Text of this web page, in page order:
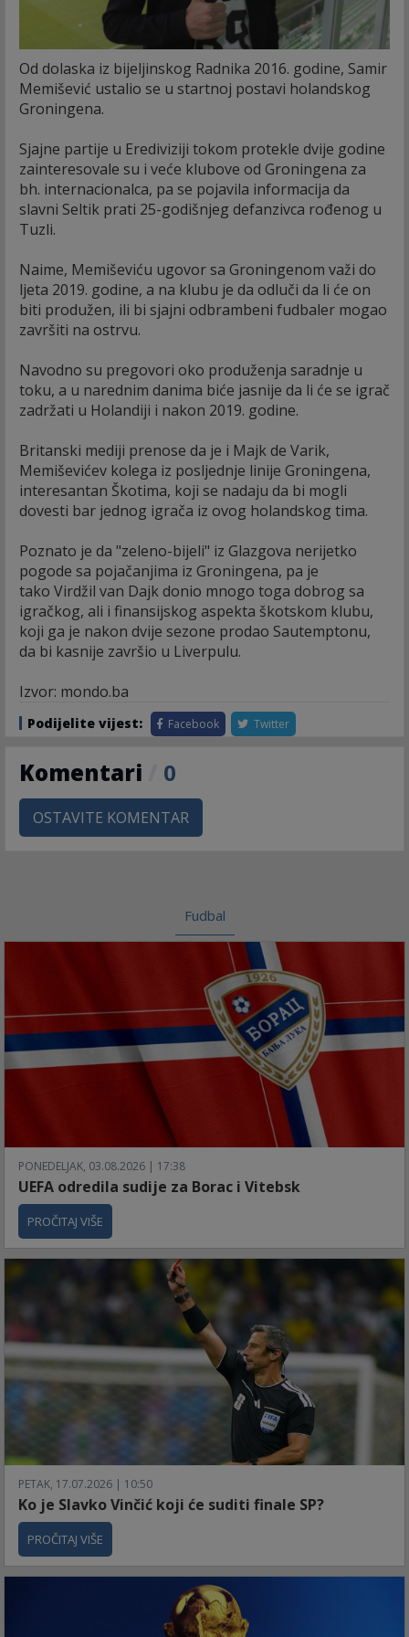
Od dolaska iz bijeljinskog Radnika 2016. godine, Samir
Memišević ustalio se u startnoj postavi holandskog
Groningena.
Sjajne partije u Erediviziji tokom protekle dvije godine
zainteresovale su i veće klubove od Groningena za
bh. internacionalca, pa se pojavila informacija da
slavni Seltik prati 25-godišnjeg defanzivca rođenog u
Tuzli.
Naime, Memiševiću ugovor sa Groningenom važi do
ljeta 2019. godine, a na klubu je da odluči da li će on
biti produžen, ili bi sjajni odbrambeni fudbaler mogao
završiti na ostrvu.
Navodno su pregovori oko produženja saradnje u
toku, a u narednim danima biće jasnije da li će se igrač
zadržati u Holandiji i nakon 2019. godine.
Britanski mediji prenose da je i Majk de Varik,
Memiševićev kolega iz posljednje linije Groningena,
interesantan Škotima, koji se nadaju da bi mogli
dovesti bar jednog igrača iz ovog holandskog tima.
Poznato je da "zeleno-bijeli" iz Glazgova nerijetko
pogode sa pojačanjima iz Groningena, pa je
tako Virdžil van Dajk donio mnogo toga dobrog sa
igračkog, ali i finansijskog aspekta škotskom klubu,
koji ga je nakon dvije sezone prodao Sautemptonu,
da bi kasnije završio u Liverpulu.
Izvor: mondo.ba
Podijelite vijest: Facebook Twitter
Komentari 0
OSTAVITE KOMENTAR
Fudbal
PONEDELJAK, 03.08.2026 | 17:38
UEFA odredila sudije za Borac i Vitebsk
PROČITAJ VIŠE
PETAK, 17.07.2026 | 10:50
Ko je Slavko Vinčić koji će suditi finale SP?
PROČITAJ VIŠE